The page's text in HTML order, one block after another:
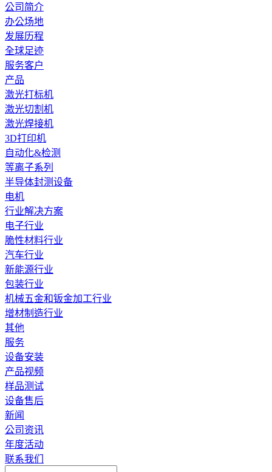
公司简介
办公场地
发展历程
全球足迹
服务客户
产品
激光打标机
激光切割机
激光焊接机
3D打印机
自动化&检测
等离子系列
半导体封测设备
电机
行业解决方案
电子行业
脆性材料行业
汽车行业
新能源行业
包装行业
机械五金和钣金加工行业
增材制造行业
其他
服务
设备安装
产品视频
样品测试
设备售后
新闻
公司资讯
年度活动
联系我们